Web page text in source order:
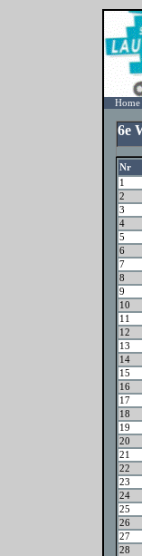
Home
6e
Nr
1
2
3
4
5
6
7
8
9
10
11
12
13
14
15
16
17
18
19
20
21
22
23
24
25
26
27
28